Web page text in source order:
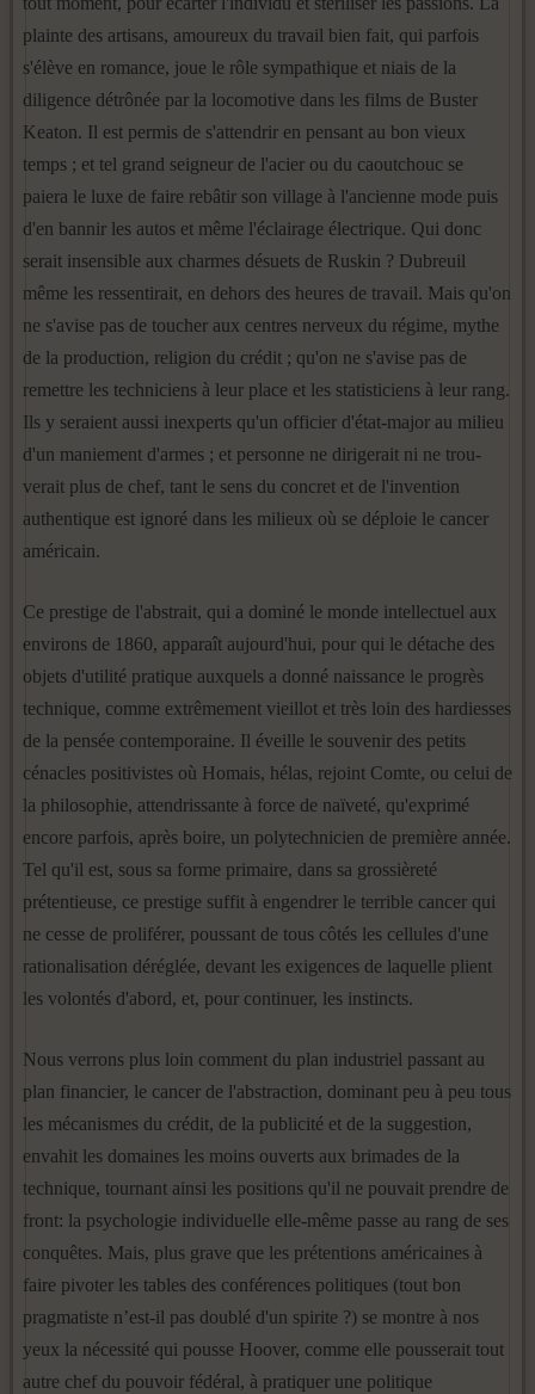
plainte des artisans, amoureux du travail bien fait, qui parfois
s'élève en roman­ce, joue le rôle sympathique et niais de la
diligence détrônée par la lo­comotive dans les films de Buster
Keaton. Il est permis de s'attendrir en pensant au bon vieux
temps ; et tel grand seigneur de l'acier ou du caout­chouc se
paiera le luxe de faire rebâtir son village à l'ancienne mode puis
d'en bannir les autos et même l'éclairage électrique. Qui donc
serait in­sensible aux charmes désuets de Ruskin ? Dubreuil
même les ressentirait, en dehors des heures de travail. Mais qu'on
ne s'avise pas de toucher aux centres nerveux du régime, mythe
de la production, religion du crédit ; qu'on ne s'avise pas de
remettre les techniciens à leur place et les statisti­ciens à leur rang.
Ils y seraient aussi inexperts qu'un officier d'état-major au milieu
d'un maniement d'armes ; et personne ne dirigerait ni ne trou­
verait plus de chef, tant le sens du concret et de l'invention
authentique est ignoré dans les milieux où se déploie le cancer
américain.
Ce prestige de l'abstrait, qui a dominé le monde intellectuel aux
envi­rons de 1860, apparaît aujourd'hui, pour qui le détache des
objets d'uti­lité pratique auxquels a donné naissance le progrès
technique, comme extrêmement vieillot et très loin des hardiesses
de la pensée contempo­raine. Il éveille le souvenir des petits
cénacles positivistes où Homais, hélas, rejoint Comte, ou celui de
la philosophie, attendrissante à force de naïveté, qu'exprimé
encore parfois, après boire, un polytechnicien de première année.
Tel qu'il est, sous sa forme primaire, dans sa grossièreté
prétentieuse, ce prestige suffit à engendrer le terrible cancer qui
ne cesse de proliférer, poussant de tous côtés les cellules d'une
rationalisation déréglée, devant les exigences de laquelle plient
les volontés d'abord, et, pour continuer, les instincts.
Nous verrons plus loin comment du plan industriel passant au
plan financier, le cancer de l'abstraction, dominant peu à peu tous
les méca­nismes du crédit, de la publicité et de la suggestion,
envahit les domai­nes les moins ouverts aux brimades de la
technique, tournant ainsi les positions qu'il ne pouvait prendre de
front: la psychologie individuelle elle-même passe au rang de ses
conquêtes. Mais, plus grave que les préten­tions américaines à
faire pivoter les tables des conférences politiques (tout bon
pragmatiste n’est-il pas doublé d'un spirite ?) se montre à nos
yeux la nécessité qui pousse Hoover, comme elle pousserait tout
autre chef du pouvoir fédéral, à pratiquer une politique